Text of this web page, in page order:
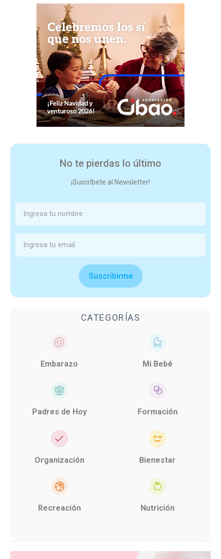
No te pierdas lo último
¡Suscríbete al Newsletter!
Suscribirme
CATEGORÍAS
Embarazo Mi Bebé
Padres de Hoy Formación
Organización Bienestar
Recreación Nutrición